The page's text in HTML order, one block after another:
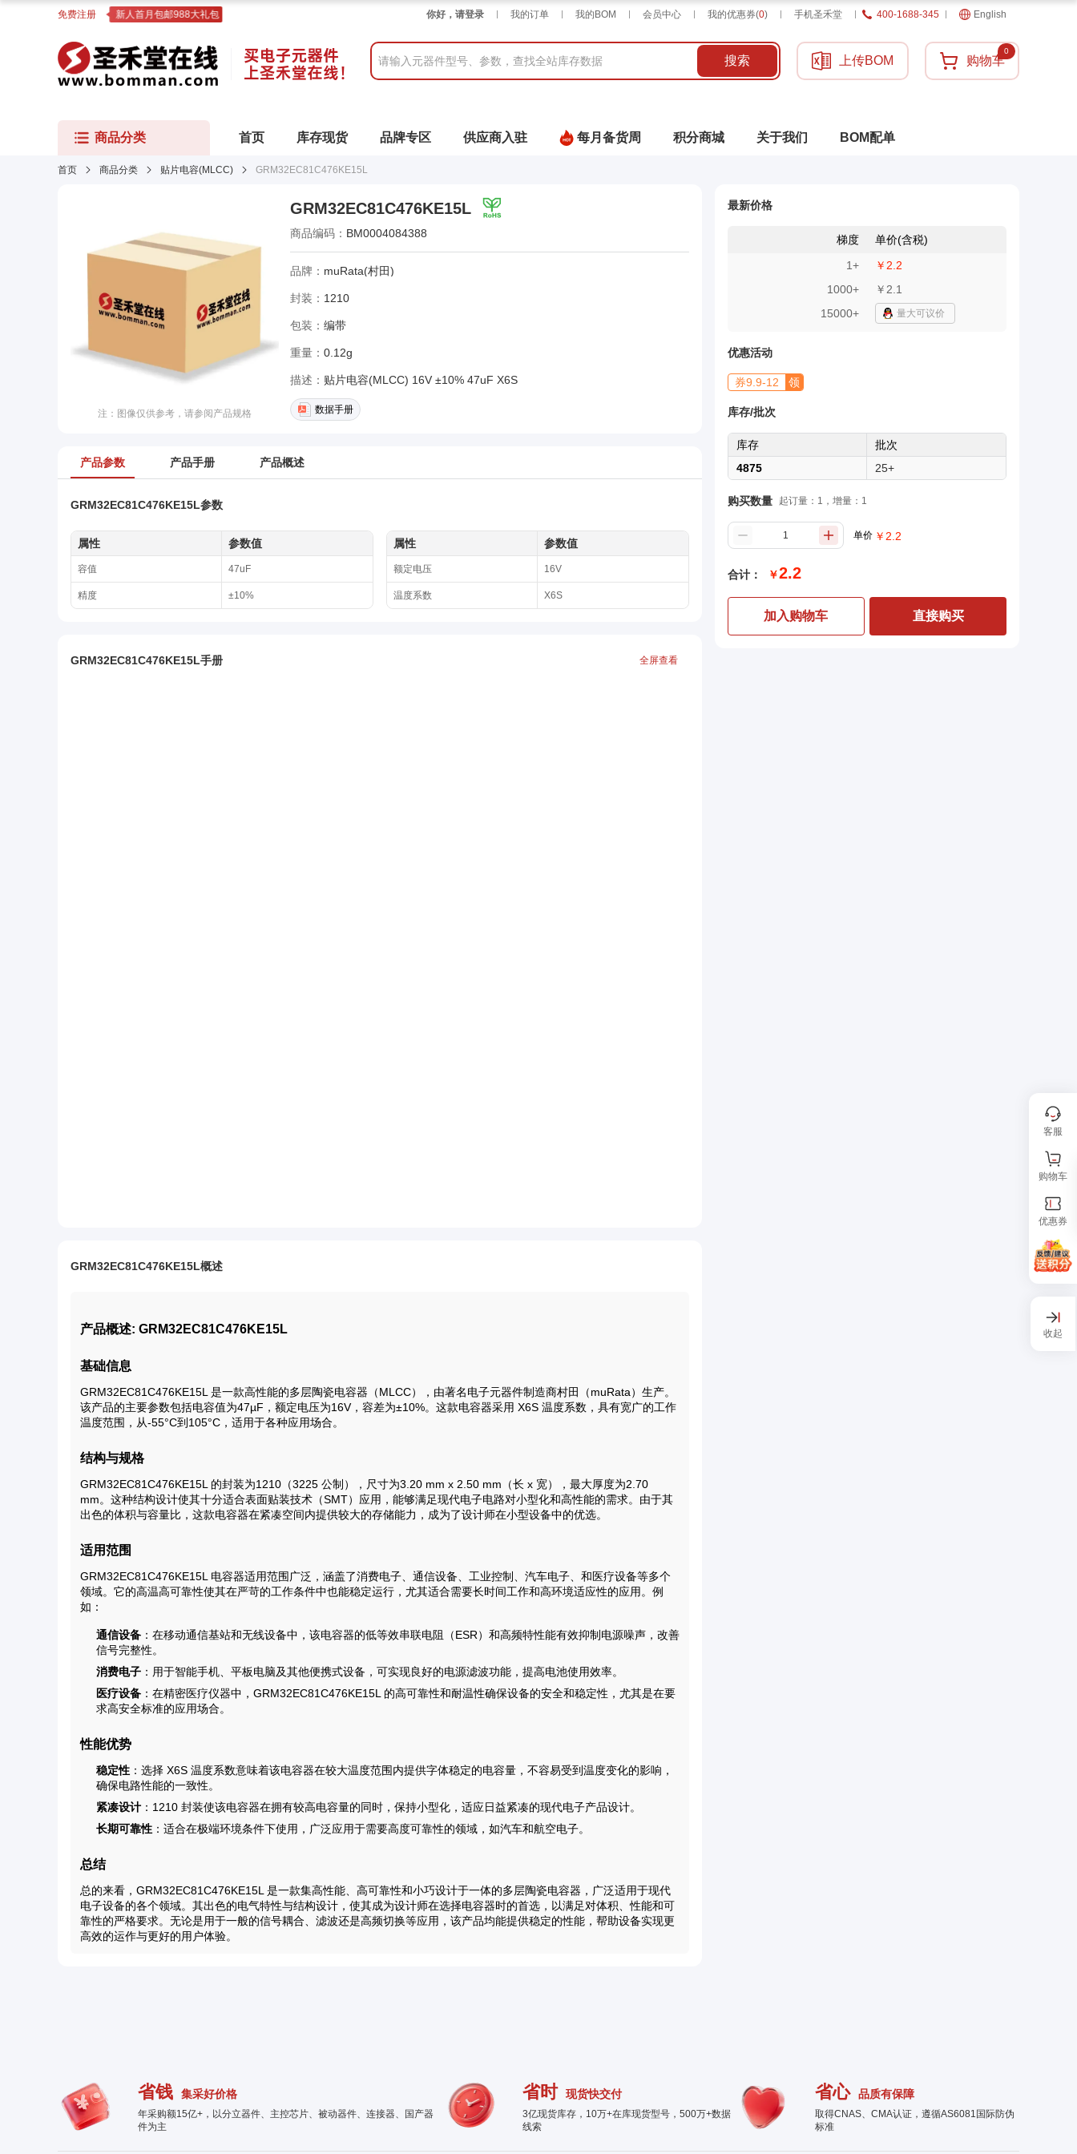
免费注册 新人首月包邮988大礼包 你好，请登录 我的订单 我的BOM 会员中心 我的优惠券(0) 手机圣禾堂 400-1688-345 English
搜索 上传BOM 购物车
0
商品分类 首页 库存现货 品牌专区 供应商入驻 每月备货周 积分商城 关于我们 BOM配单
首页 商品分类 贴片电容(MLCC) GRM32EC81C476KE15L
注：图像仅供参考，请参阅产品规格
GRM32EC81C476KE15L
商品编码： BM0004084388
品牌： muRata(村田)
封装： 1210
包装： 编带
重量： 0.12g
描述： 贴片电容(MLCC) 16V ±10% 47uF X6S
数据手册
产品参数 产品手册 产品概述
GRM32EC81C476KE15L参数
属性 参数值
容值 47uF
精度 ±10%
属性 参数值
额定电压 16V
温度系数 X6S
GRM32EC81C476KE15L手册 全屏查看
GRM32EC81C476KE15L概述
产品概述: GRM32EC81C476KE15L
基础信息
GRM32EC81C476KE15L 是一款高性能的多层陶瓷电容器（MLCC），由著名电子元器件制造商村田（muRata）生产。
该产品的主要参数包括电容值为47µF，额定电压为16V，容差为±10%。这款电容器采用 X6S 温度系数，具有宽广的工作
温度范围，从-55°C到105°C，适用于各种应用场合。
结构与规格
GRM32EC81C476KE15L 的封装为1210（3225 公制），尺寸为3.20 mm x 2.50 mm（长 x 宽），最大厚度为2.70
mm。这种结构设计使其十分适合表面贴装技术（SMT）应用，能够满足现代电子电路对小型化和高性能的需求。由于其
出色的体积与容量比，这款电容器在紧凑空间内提供较大的存储能力，成为了设计师在小型设备中的优选。
适用范围
GRM32EC81C476KE15L 电容器适用范围广泛，涵盖了消费电子、通信设备、工业控制、汽车电子、和医疗设备等多个
领域。它的高温高可靠性使其在严苛的工作条件中也能稳定运行，尤其适合需要长时间工作和高环境适应性的应用。例
如：
通信设备 ：在移动通信基站和无线设备中，该电容器的低等效串联电阻（ESR）和高频特性能有效抑制电源噪声，改善
信号完整性。
消费电子 ：用于智能手机、平板电脑及其他便携式设备，可实现良好的电源滤波功能，提高电池使用效率。
医疗设备 ：在精密医疗仪器中，GRM32EC81C476KE15L 的高可靠性和耐温性确保设备的安全和稳定性，尤其是在要
求高安全标准的应用场合。
性能优势
稳定性 ：选择 X6S 温度系数意味着该电容器在较大温度范围内提供字体稳定的电容量，不容易受到温度变化的影响，
确保电路性能的一致性。
紧凑设计 ：1210 封装使该电容器在拥有较高电容量的同时，保持小型化，适应日益紧凑的现代电子产品设计。
长期可靠性 ：适合在极端环境条件下使用，广泛应用于需要高度可靠性的领域，如汽车和航空电子。
总结
总的来看，GRM32EC81C476KE15L 是一款集高性能、高可靠性和小巧设计于一体的多层陶瓷电容器，广泛适用于现代
电子设备的各个领域。其出色的电气特性与结构设计，使其成为设计师在选择电容器时的首选，以满足对体积、性能和可
靠性的严格要求。无论是用于一般的信号耦合、滤波还是高频切换等应用，该产品均能提供稳定的性能，帮助设备实现更
高效的运作与更好的用户体验。
最新价格
梯度
单价(含税)
1+
￥2.2
1000+
￥2.1
15000+
量大可议价
优惠活动
券9.9-12 领
库存/批次
库存
批次
4875
25+
购买数量 起订量：1，增量：1
单价 ￥ 2.2
合计： ￥2.2
加入购物车 直接购买
省钱 集采好价格
年采购额15亿+，以分立器件、主控芯片、被动器件、连接器、国产器
件为主
省时 现货快交付
3亿现货库存，10万+在库现货型号，500万+数据
线索
省心 品质有保障
取得CNAS、CMA认证，遵循AS6081国际防伪
标准
客服
购物车
优惠券
收起